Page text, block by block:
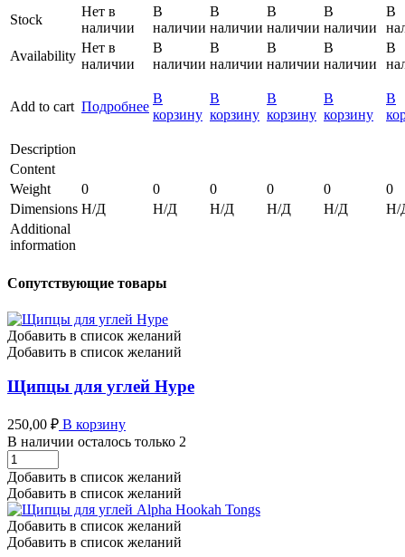
Stock
Нет в
наличии
В
наличии
В
наличии
В
наличии
В
наличии
В
Availability
Нет в
наличии
В
наличии
В
наличии
В
наличии
В
наличии
В
Add to cart Подробнее
В
корзину
В
корзину
В
корзину
В
корзину
В
Description
Content
Weight
0 0 0 0 0
0
Dimensions Н/Д Н/Д Н/Д Н/Д Н/Д
Н/
Additional
information
Сопутствующие товары
Добавить в список желаний
Добавить в список желаний
Щипцы для углей Hype
250,00 ₽ В корзину
В наличии осталось только 2
Щипцы
для
углей
Hype
количество
Добавить в список желаний
Добавить в список желаний
Добавить в список желаний
Добавить в список желаний